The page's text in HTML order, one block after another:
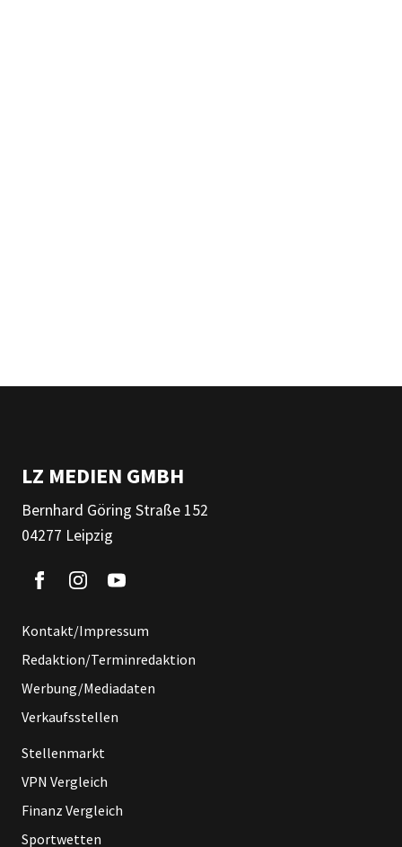
LZ MEDIEN GMBH
Bernhard Göring Straße 152
04277 Leipzig
Kontakt/Impressum
Redaktion/Terminredaktion
Werbung/Mediadaten
Verkaufsstellen
Stellenmarkt
VPN Vergleich
Finanz Vergleich
Sportwetten